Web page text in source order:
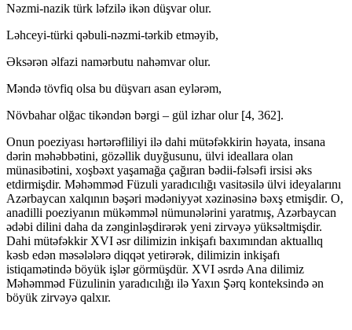
Nəzmi-nazik türk ləfzilə ikən düşvar olur.
Ləhceyi-türki qəbuli-nəzmi-tərkib etməyib,
Əksərən əlfazi namərbutu nahəmvar olur.
Məndə tövfiq olsa bu düşvarı asan eylərəm,
Növbahar olğac tikəndən bərgi – gül izhar olur [4, 362].
Onun poeziyası hərtərəfliliyi ilə dahi mütəfəkkirin həyata, insana
dərin məhəbbətini, gözəllik duyğusunu, ülvi ideallara olan
münasibətini, xoşbəxt yaşamağa çağıran bədii-fəlsəfi irsisi əks
etdirmişdir. Məhəmməd Füzuli yaradıcılığı vasitəsilə ülvi ideyalarını
Azərbaycan xalqının bəşəri mədəniyyət xəzinəsinə bəxş etmişdir. O,
anadilli poeziyanın mükəmməl nümunələrini yaratmış, Azərbaycan
ədəbi dilini daha da zənginləşdirərək yeni zirvəyə yüksəltmişdir.
Dahi mütəfəkkir XVI əsr dilimizin inkişafı baxımından aktuallıq
kəsb edən məsələlərə diqqət yetirərək, dilimizin inkişafı
istiqamətində böyük işlər görmüşdür. XVI əsrdə Ana dilimiz
Məhəmməd Füzulinin yaradıcılığı ilə Yaxın Şərq konteksində ən
böyük zirvəyə qalxır.